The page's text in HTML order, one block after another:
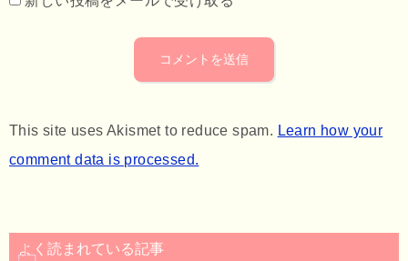
This site uses Akismet to reduce spam. Learn how your
comment data is processed.
よく読まれている記事